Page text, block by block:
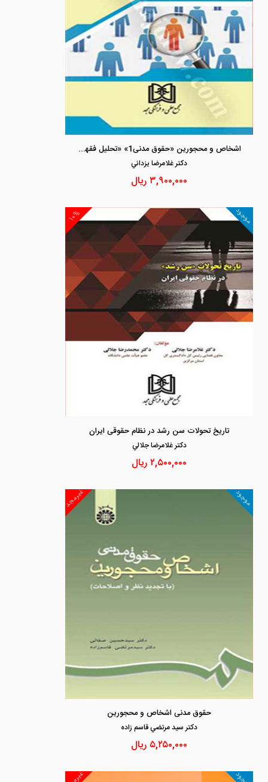
اشخاص و محجورین «حقوق مدنی1» «تحلیل فقهی و حقوقی»
دكتر غلامرضا يزداني
۳,۹۰۰,۰۰۰ریال
۱۰% موجود
تاریخ تحولات سن رشد در نظام حقوقی ایران
دكتر غلامرضا جلالي
۲,۵۰۰,۰۰۰ریال
غیرمجد موجود
حقوق مدنی اشخاص و محجورین
دكتر سيد مرتضي قاسم زاده
۵,۲۵۰,۰۰۰ ریال